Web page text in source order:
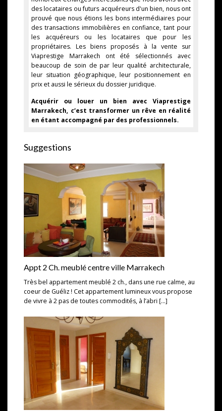
des locataires ou futurs acquéreurs d'un bien, nous ont
prouvé que nous étions les bons intermédiaires pour
des transactions immobilières en confiance, tant pour
les acquéreurs ou les locataires que pour les
propriétaires. Les biens proposés à la vente sur
Viaprestige Marrakech ont été sélectionnés avec
beaucoup de soin de par leur qualité architecturale,
leur situation géographique, leur positionnement en
prix et aussi le sérieux du dossier juridique.
Acquérir ou louer un bien avec Viaprestige
Marrakech, c’est transformer un rêve en réalité
en étant accompagné par des professionnels.
Suggestions
Appt 2 Ch. meublé centre ville Marrakech
Très bel appartement meublé 2 ch., dans une rue calme, au
coeur de Guéliz ! Cet appartement lumineux vous propose
de vivre à 2 pas de toutes commodités, à l’abri […]